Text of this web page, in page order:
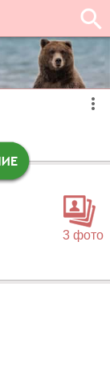
3 фото